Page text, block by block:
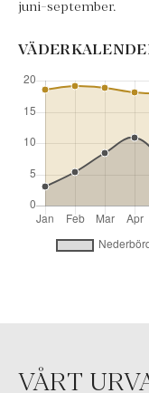
juni-september.
VÅRT